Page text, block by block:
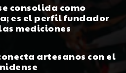
consolida como
es el perfil fundador
mediciones
artesanos con el